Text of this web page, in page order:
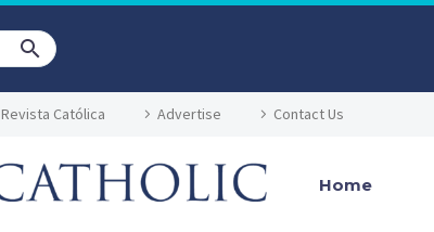
Revista Católica Advertise Contact Us
Home